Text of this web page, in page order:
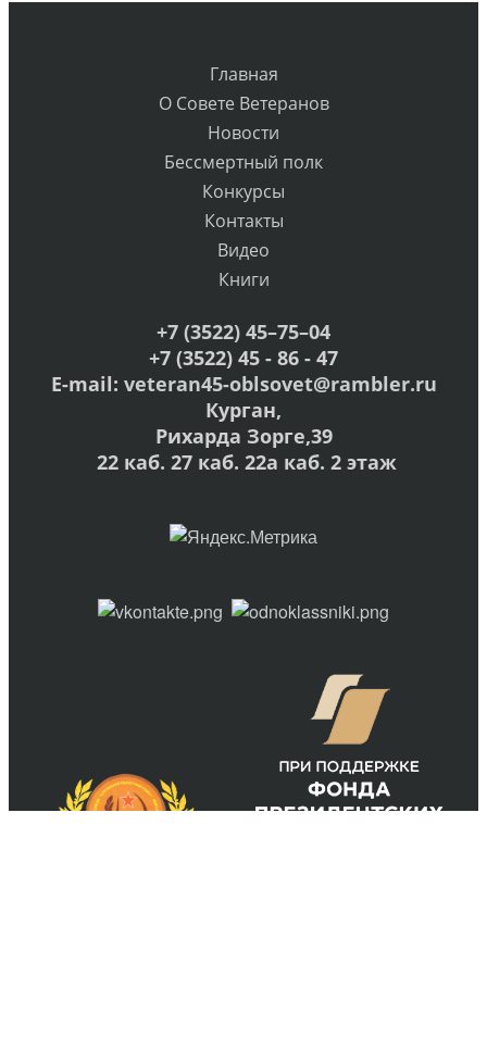
Главная
О Совете Ветеранов
Новости
Бессмертный полк
Конкурсы
Контакты
Видео
Книги
+7 (3522) 45–75–04
+7 (3522) 45 - 86 - 47
E-mail: veteran45-oblsovet@rambler.ru
Курган,
Рихарда Зорге,39
22 каб. 27 каб. 22а каб. 2 этаж